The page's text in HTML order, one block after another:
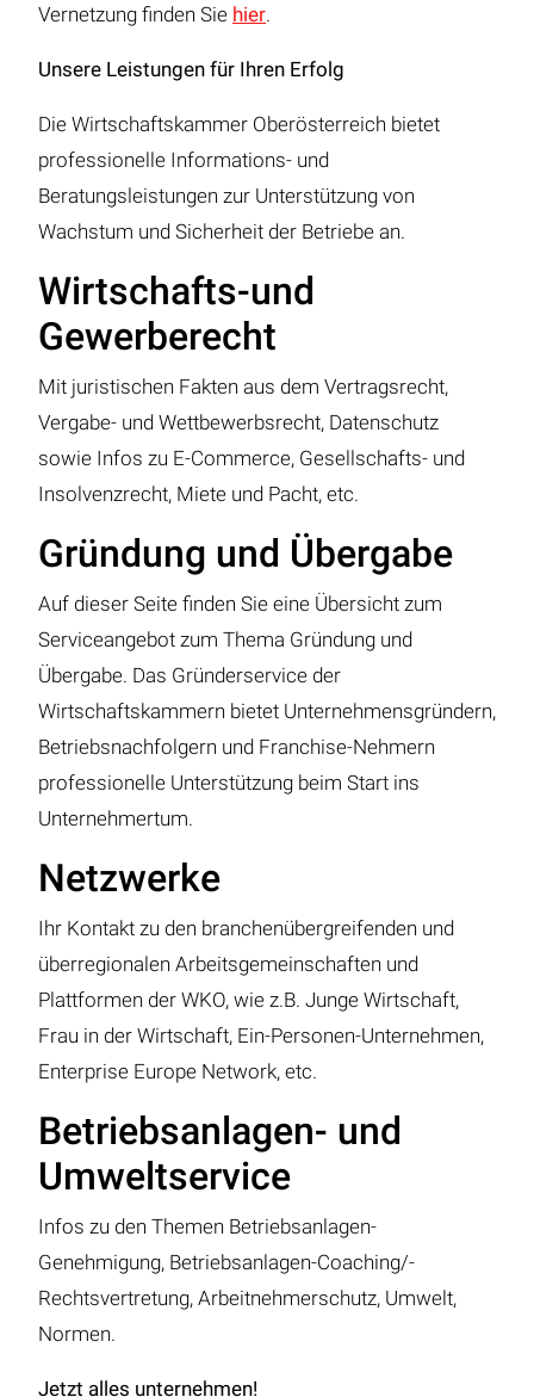
Vernetzung finden Sie hier.
Unsere Leistungen für Ihren Erfolg
Die Wirtschaftskammer Oberösterreich bietet
professionelle Informations- und
Beratungsleistungen zur Unterstützung von
Wachstum und Sicherheit der Betriebe an.
Wirtschafts-und
Gewerberecht
Mit juristischen Fakten aus dem Vertragsrecht,
Vergabe- und Wettbewerbsrecht, Datenschutz
sowie Infos zu E-Commerce, Gesellschafts- und
Insolvenzrecht, Miete und Pacht, etc.
Gründung und Übergabe
Auf dieser Seite finden Sie eine Übersicht zum
Serviceangebot zum Thema Gründung und
Übergabe. Das Gründerservice der
Wirtschaftskammern bietet Unternehmensgründern,
Betriebsnachfolgern und Franchise-Nehmern
professionelle Unterstützung beim Start ins
Unternehmertum.
Netzwerke
Ihr Kontakt zu den branchenübergreifenden und
überregionalen Arbeitsgemeinschaften und
Plattformen der WKO, wie z.B. Junge Wirtschaft,
Frau in der Wirtschaft, Ein-Personen-Unternehmen,
Enterprise Europe Network, etc.
Betriebsanlagen- und
Umweltservice
Infos zu den Themen Betriebsanlagen-
Genehmigung, Betriebsanlagen-Coaching/-
Rechtsvertretung, Arbeitnehmerschutz, Umwelt,
Normen.
Jetzt alles unternehmen!